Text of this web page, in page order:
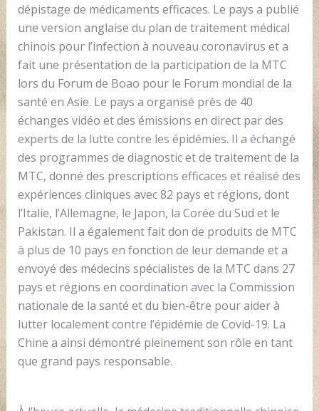
dépistage de médicaments efficaces. Le pays a publié
une version anglaise du plan de traitement médical
chinois pour l’infection à nouveau coronavirus et a
fait une présentation de la participation de la MTC
lors du Forum de Boao pour le Forum mondial de la
santé en Asie. Le pays a organisé près de 40
échanges vidéo et des émissions en direct par des
experts de la lutte contre les épidémies. Il a échangé
des programmes de diagnostic et de traitement de la
MTC, donné des prescriptions efficaces et réalisé des
expériences cliniques avec 82 pays et régions, dont
l’Italie, l’Allemagne, le Japon, la Corée du Sud et le
Pakistan. Il a également fait don de produits de MTC
à plus de 10 pays en fonction de leur demande et a
envoyé des médecins spécialistes de la MTC dans 27
pays et régions en coordination avec la Commission
nationale de la santé et du bien-être pour aider à
lutter localement contre l’épidémie de Covid-19. La
Chine a ainsi démontré pleinement son rôle en tant
que grand pays responsable.